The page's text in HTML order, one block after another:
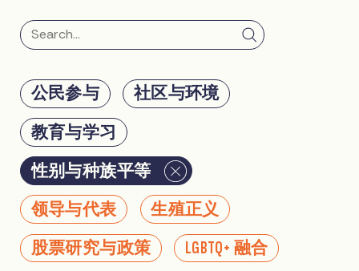
公民参与
社区与环境
教育与学习
性别与种族平等
领导与代表
生殖正义
股票研究与政策
LGBTQ+ 融合